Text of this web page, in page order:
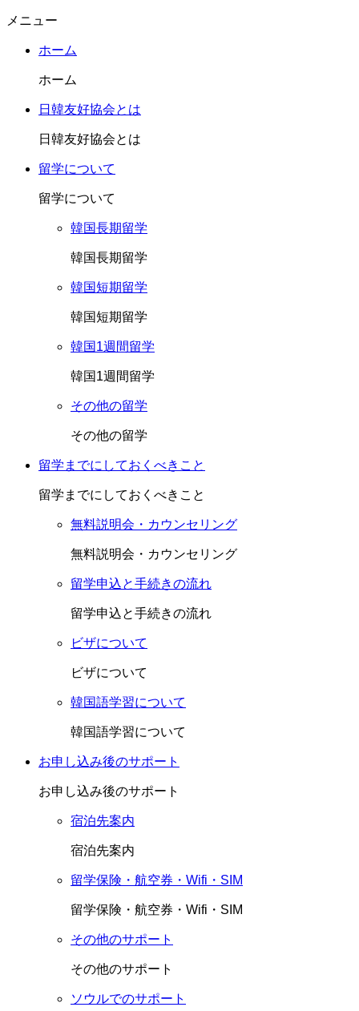
メニュー
ホーム
ホーム
日韓友好協会とは
日韓友好協会とは
留学について
留学について
韓国長期留学
韓国長期留学
韓国短期留学
韓国短期留学
韓国1週間留学
韓国1週間留学
その他の留学
その他の留学
留学までにしておくべきこと
留学までにしておくべきこと
無料説明会・カウンセリング
無料説明会・カウンセリング
留学申込と手続きの流れ
留学申込と手続きの流れ
ビザについて
ビザについて
韓国語学習について
韓国語学習について
お申し込み後のサポート
お申し込み後のサポート
宿泊先案内
宿泊先案内
留学保険・航空券・Wifi・SIM
留学保険・航空券・Wifi・SIM
その他のサポート
その他のサポート
ソウルでのサポート